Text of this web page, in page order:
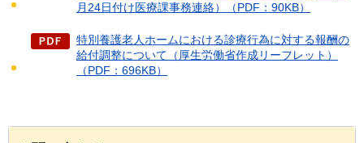
月24日付け医療課事務連絡）（PDF：90KB）
特別養護老人ホームにおける診療行為に対する報酬の
給付調整について（厚生労働省作成リーフレット）
（PDF：696KB）